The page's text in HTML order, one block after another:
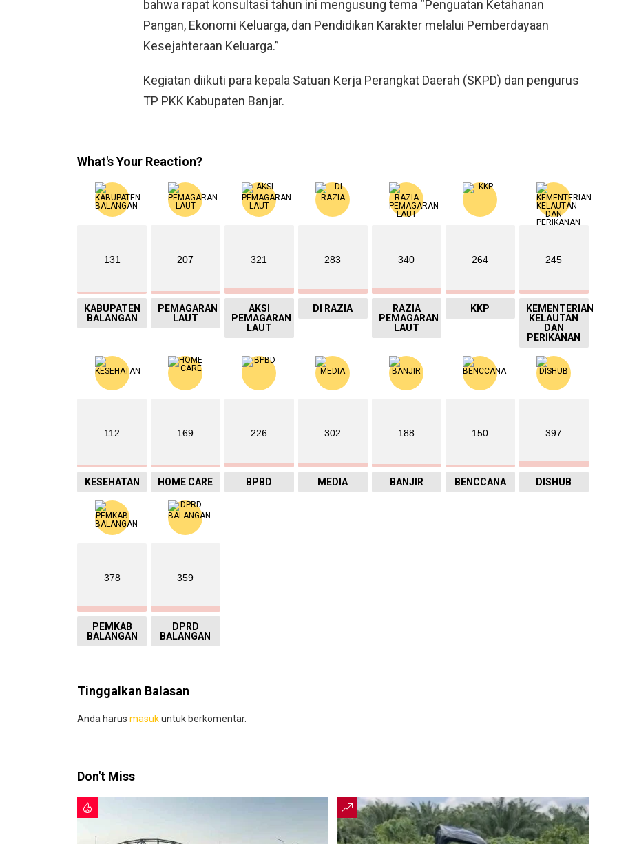
bahwa rapat konsultasi tahun ini mengusung tema “Penguatan Ketahanan
Pangan, Ekonomi Keluarga, dan Pendidikan Karakter melalui Pemberdayaan
Kesejahteraan Keluarga.”
Kegiatan diikuti para kepala Satuan Kerja Perangkat Daerah (SKPD) dan pengurus
TP PKK Kabupaten Banjar.
What's Your Reaction?
131
KABUPATEN
BALANGAN
207
PEMAGARAN
LAUT
321
AKSI
PEMAGARAN
LAUT
283
DI RAZIA
340
RAZIA
PEMAGARAN
LAUT
264
KKP
245
KEMENTERIAN
KELAUTAN
DAN
PERIKANAN
112
KESEHATAN
169
HOME CARE
226
BPBD
302
MEDIA
188
BANJIR
150
BENCCANA
397
DISHUB
378
PEMKAB
BALANGAN
359
DPRD
BALANGAN
Tinggalkan Balasan
Anda harus masukuntuk berkomentar.
Don't Miss